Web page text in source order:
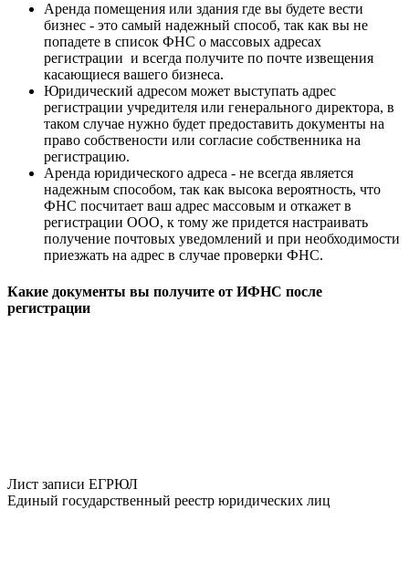
Аренда помещения или здания где вы будете вести
бизнес - это самый надежный способ, так как вы не
попадете в список ФНС о массовых адресах
регистрации и всегда получите по почте извещения
касающиеся вашего бизнеса.
Юридический адресом может выступать адрес
регистрации учредителя или генерального директора, в
таком случае нужно будет предоставить документы на
право собствености или согласие собственника на
регистрацию.
Аренда юридического адреса - не всегда является
надежным способом, так как высока вероятность, что
ФНС посчитает ваш адрес массовым и откажет в
регистрации ООО, к тому же придется настраивать
получение почтовых уведомлений и при необходимости
приезжать на адрес в случае проверки ФНС.
Какие документы вы получите от ИФНС после
регистрации
Лист записи ЕГРЮЛ
Единый государственный реестр юридических лиц